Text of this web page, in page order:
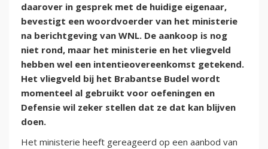
daarover in gesprek met de huidige eigenaar,
bevestigt een woordvoerder van het ministerie
na berichtgeving van WNL. De aankoop is nog
niet rond, maar het ministerie en het vliegveld
hebben wel een intentieovereenkomst getekend.
Het vliegveld bij het Brabantse Budel wordt
momenteel al gebruikt voor oefeningen en
Defensie wil zeker stellen dat ze dat kan blijven
doen.
Het ministerie heeft gereageerd op een aanbod van